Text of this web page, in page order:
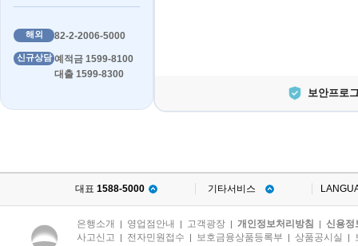
해외 82-2-2006-5000
신규상담 예적금 1599-8100
대출 1599-8300
보안프로
대표 1588-5000 기타서비스
은행소개 | 영업점안내 | 고객광장 | 개인정보처리방침 | 신용정
사고신고 | 전자민원접수 | 보호금융상품등록부 | 상품공시실 |